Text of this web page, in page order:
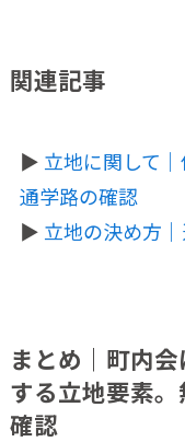
関連記事
▶ 立地に関して
通学路の確認
▶ 立地の決め方
まとめ｜町内
する立地要素
確認